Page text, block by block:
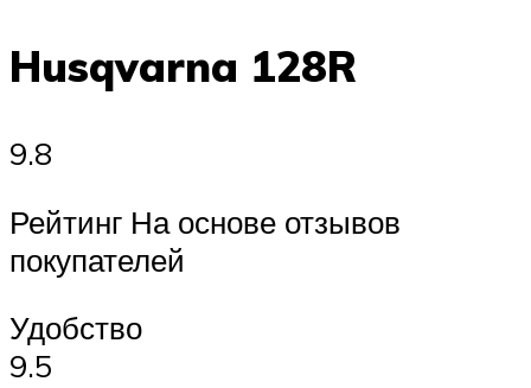
Husqvarna 128R
9.8
Рейтинг На основе отзывов
покупателей
Удобство
9.5